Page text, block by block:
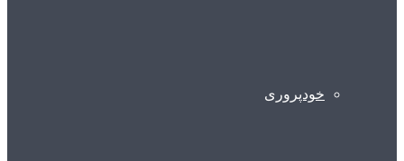
خودپروری